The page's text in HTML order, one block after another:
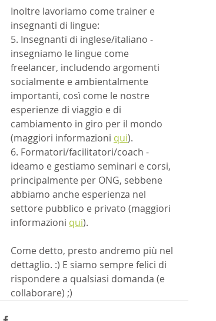
Inoltre lavoriamo come trainer e
insegnanti di lingue:
5. Insegnanti di inglese/italiano -
insegniamo le lingue come
freelancer, includendo argomenti
socialmente e ambientalmente
importanti, così come le nostre
esperienze di viaggio e di
cambiamento in giro per il mondo
(maggiori informazioni qui).
6. Formatori/facilitatori/coach -
ideamo e gestiamo seminari e corsi,
principalmente per ONG, sebbene
abbiamo anche esperienza nel
settore pubblico e privato (maggiori
informazioni qui).
Come detto, presto andremo più nel
dettaglio. :) E siamo sempre felici di
rispondere a qualsiasi domanda (e
collaborare) ;)